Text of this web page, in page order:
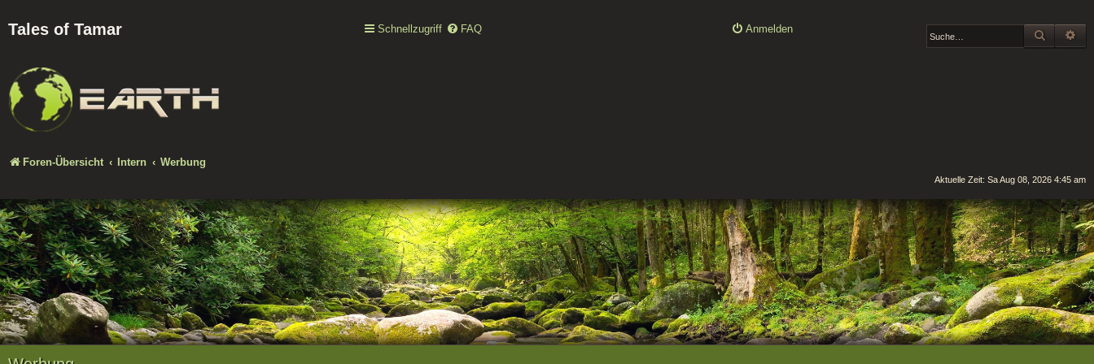
Tales of Tamar Schnellzugriff FAQ Anmelden SUCHE
Foren-Übersicht Intern Werbung
Aktuelle Zeit: Sa Aug 08, 2026 4:45 am